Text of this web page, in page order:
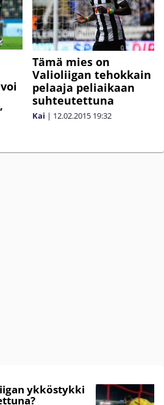
Tämä mies on
Valioliigan tehokkain
pelaaja peliaikaan
suhteutettuna
Kai | 12.02.2015 19:32
ykköstykki